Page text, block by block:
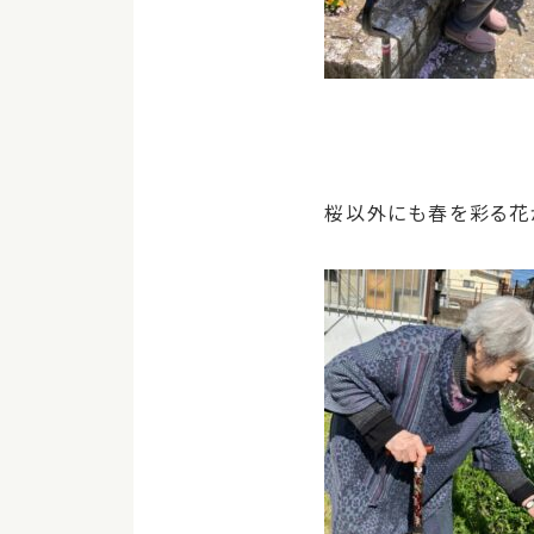
桜以外にも春を彩る花